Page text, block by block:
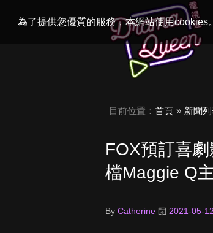
為了提供您優質的服務，本網站使用cookies
目前位置： 首頁 新聞
FOX預訂喜
檔Maggie Q
By Catherine 2021-05-12